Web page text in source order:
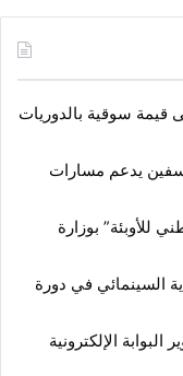
قيمة سوقية بالدوريات
يدعم مسارات
للأوبئة” بوزارة
السينمائي في دورة
البوابة الإلكترونية